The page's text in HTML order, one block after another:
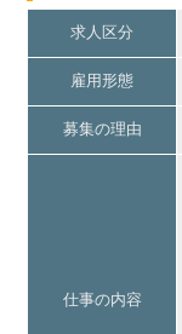
求人区分
雇用形態
募集の理由
仕事の内容